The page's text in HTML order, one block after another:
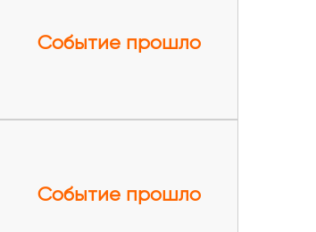
Событие прошло
Событие прошло